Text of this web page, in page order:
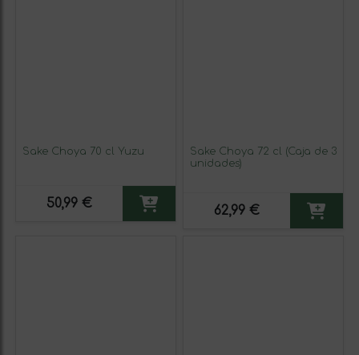
Sake Choya 70 cl Yuzu
50,99 €
Sake Choya 72 cl (Caja de 3
unidades)
62,99 €